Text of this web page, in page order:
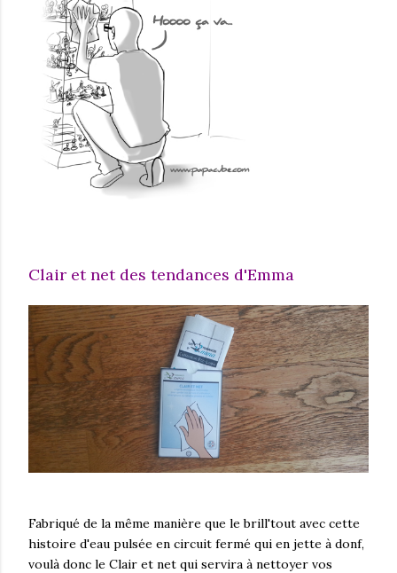
Clair et net des tendances d'Emma
Fabriqué de la même manière que le brill'tout avec cette
histoire d'eau pulsée en circuit fermé qui en jette à donf,
voulà donc le Clair et net qui servira à nettoyer vos